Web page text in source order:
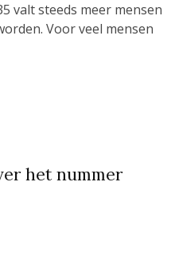
valt steeds meer mensen
Voor veel mensen
het nummer